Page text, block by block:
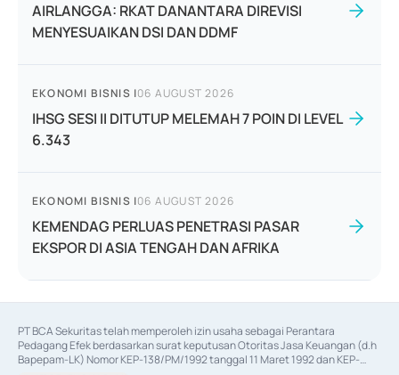
AIRLANGGA: RKAT DANANTARA DIREVISI
MENYESUAIKAN DSI DAN DDMF
EKONOMI BISNIS |06 AUGUST 2026
IHSG SESI II DITUTUP MELEMAH 7 POIN DI LEVEL
6.343
EKONOMI BISNIS |06 AUGUST 2026
KEMENDAG PERLUAS PENETRASI PASAR
EKSPOR DI ASIA TENGAH DAN AFRIKA
PT BCA Sekuritas telah memperoleh izin usaha sebagai Perantara
Pedagang Efek berdasarkan surat keputusan Otoritas Jasa Keuangan (d.h
Bapepam-LK) Nomor KEP-138/PM/1992 tanggal 11 Maret 1992 dan KEP-